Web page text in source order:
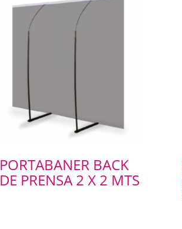
PORTABANER BACK
DE PRENSA 2 X 2 MTS